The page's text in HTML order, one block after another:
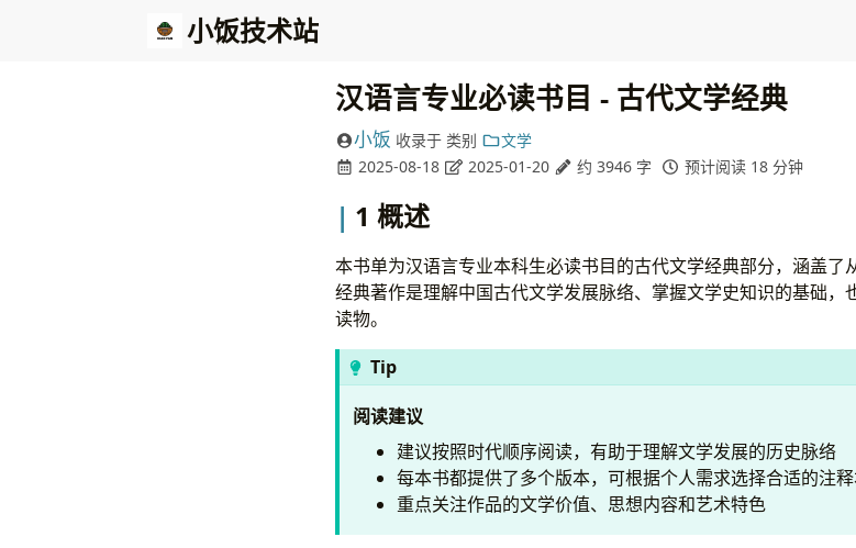
小饭技术站
汉语言专业必读书目 - 古代文学经典
小饭 收录于 类别
文学
2025-08-18
2025-01-20 约 3946 字 预计阅读 18 分钟
1 概述
本书单为汉语言专业本科生必读书目的古代文学经典部分，涵盖了
经典著作是理解中国古代文学发展脉络、掌握文学史知识的基础，
读物。
Tip
阅读建议
建议按照时代顺序阅读，有助于理解文学发展的历史脉络
每本书都提供了多个版本，可根据个人需求选择合适的注
重点关注作品的文学价值、思想内容和艺术特色